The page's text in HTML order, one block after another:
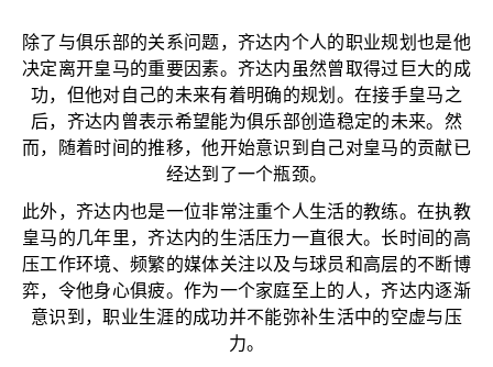
除了与俱乐部的关系问题，齐达内个人的职业规划也是他
决定离开皇马的重要因素。齐达内虽然曾取得过巨大的成
功，但他对自己的未来有着明确的规划。在接手皇马之
后，齐达内曾表示希望能为俱乐部创造稳定的未来。然
而，随着时间的推移，他开始意识到自己对皇马的贡献已
经达到了一个瓶颈。
此外，齐达内也是一位非常注重个人生活的教练。在执教
皇马的几年里，齐达内的生活压力一直很大。长时间的高
压工作环境、频繁的媒体关注以及与球员和高层的不断博
弈，令他身心俱疲。作为一个家庭至上的人，齐达内逐渐
意识到，职业生涯的成功并不能弥补生活中的空虚与压
力。